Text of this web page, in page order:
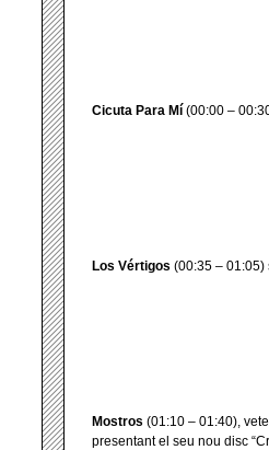
Cicuta Para Mí (00:00 –
Los Vértigos (00:35 – 01:05)
Mostros (01:10 – 01:40),
presentant el seu nou disc